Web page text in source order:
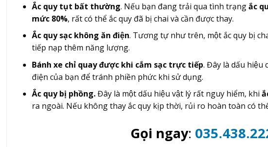
Ắc quy tụt bất thường. Nếu bạn đang trải qua tình trạngắc
mức 80%, rất có thể ắc quy đã bị chai và cần được thay.
Ắc quy sạc không ăn điện. Tương tự như trên, một ắc quy bị
tiếp nạp thêm năng lượng.
Bánh xe chỉ quay được khi cắm sạc trực tiếp. Đây là dấu hiệu
điện của bạn để tránh phiền phức khi sử dụng.
Ắc quy bị phồng.Đây là một dấu hiệu vật lý rất nguy hiểm, khi
ra ngoài. Nếu không thay ắc quy kịp thời, rủi ro hoàn toàn có
Gọi ngay: